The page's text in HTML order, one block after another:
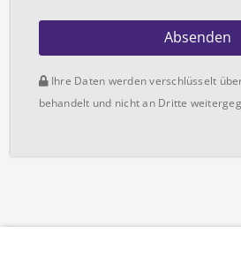
Absenden
Ihre Daten werden verschlüsselt
behandelt und nicht an Dritte